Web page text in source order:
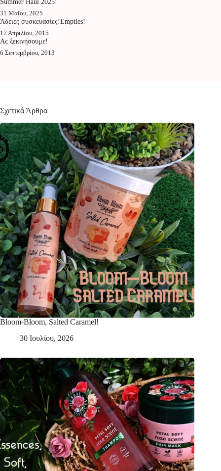
31 Μαΐου, 2025
Άδειες συσκευασίες!Empties!
17 Απριλίου, 2015
Ας ξεκινήσουμε!
6 Σεπτεμβρίου, 2013
Σχετικά Άρθρα
Bloom-Bloom, Salted Caramel!
30 Ιουλίου, 2026